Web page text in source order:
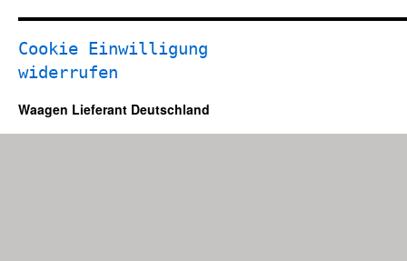
Cookie Einwilligung
widerrufen
Waagen Lieferant Deutschland